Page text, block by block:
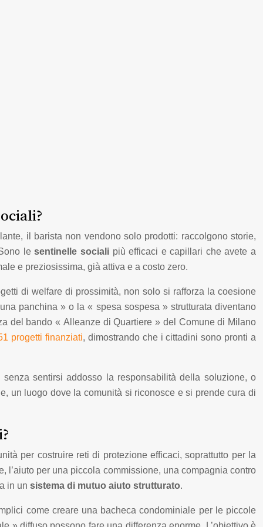
il barista non vendono solo prodotti: raccolgono storie,
lesentinelle sociali più efficaci e capillari che avete a
e preziosissima, già attiva e a costo zero.
di welfare di prossimità, non solo si rafforza la coesione
panchina » o la « spesa sospesa » strutturata diventano
del bando « Alleanze di Quartiere » del Comune di Milano
progetti finanziati, dimostrando che i cittadini sono pronti a
sentirsi addosso la responsabilità della soluzione, o
un luogo dove la comunità si riconosce e si prende cura di
per costruire reti di protezione efficaci, soprattutto per la
per una piccola commissione, una compagnia contro
in un sistema di mutuo aiuto strutturato.
come creare una bacheca condominiale per le piccole